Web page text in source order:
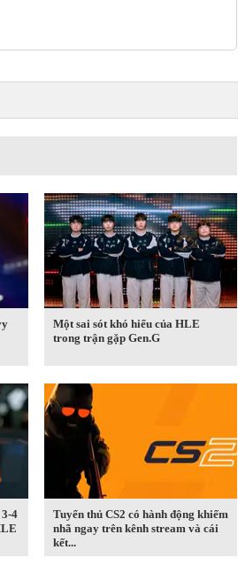
Một sai sót khó hiểu của HLE
trong trận gặp Gen.G
4
Tuyển thủ CS2 có hành động khiếm
nhã ngay trên kênh stream và cái
kết...